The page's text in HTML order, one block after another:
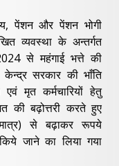
पेंशन और पेंशन भोगी
व्यवस्था के अन्तर्गत
से महंगाई भत्ते की
सरकार की भाँति
मृत कर्मचारियों हेतु
की बढ़ोत्तरी करते हुए
से बढ़ाकर रूपये
जाने का लिया गया